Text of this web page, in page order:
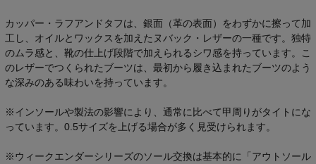
カッパー・ラフアンドタフは、銀面（革の表面）をわずかに擦って加
工し、オイルとワックスを加えたヌバック・レザーの一種です。独特
のムラ感と、靴の仕上げ段階で加えられるシワ感を持っています。こ
のレザーでつくられたブーツは、最初から履き込まれたブーツのよう
な深みのある味わいを持っています。
※インソールや製法の影響により、通常に比べて甲周りがタイトにな
っています。0.5サイズを上げる場合が多く見受けられます。
※ウィークエンダーシリーズのソール交換は基本的に「アウトソール